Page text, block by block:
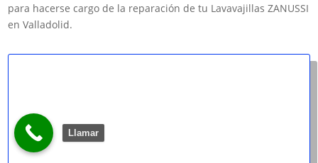
para hacerse cargo de la reparación de tu Lavavajillas ZANUSSI
en Valladolid.
Llamar